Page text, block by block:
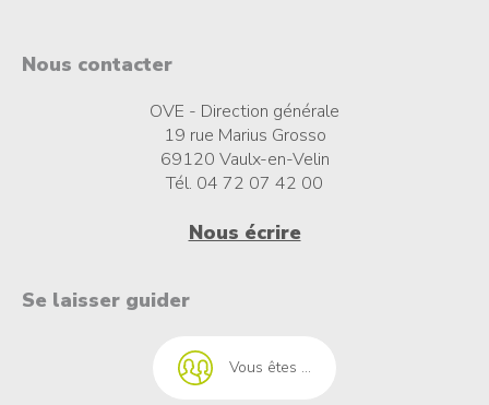
Nous contacter
OVE - Direction générale
19 rue Marius Grosso
69120 Vaulx-en-Velin
Tél. 04 72 07 42 00
Nous écrire
Se laisser guider
Vous êtes ...